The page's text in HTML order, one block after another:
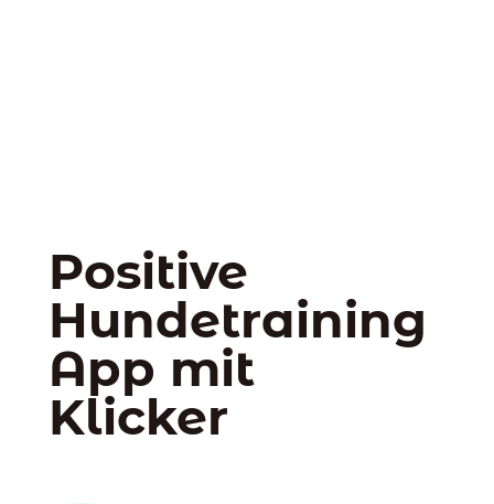
Positive
Hundetraining
App mit
Klicker